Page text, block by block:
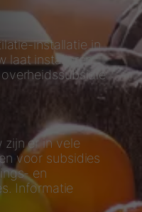
installatie in
laat installeren,
zijn er in vele
voor subsidies
en
Informatie